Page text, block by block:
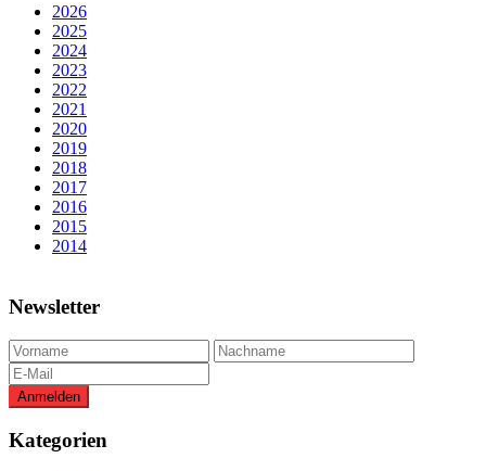
2026
2025
2024
2023
2022
2021
2020
2019
2018
2017
2016
2015
2014
Newsletter
Kategorien